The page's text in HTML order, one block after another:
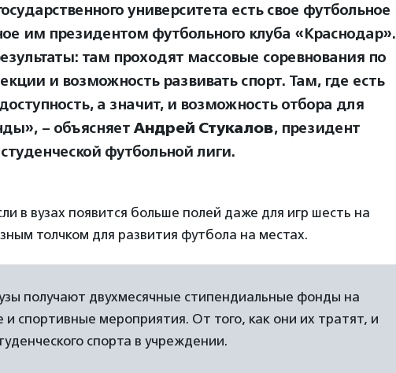
университета есть свое футбольное
им президентом футбольного клуба «Краснодар».
там проходят массовые соревнования по
и возможность развивать спорт. Там, где есть
а значит, и возможность отбора для
– объясняет Андрей Стукалов, президент
футбольной лиги.
в вузах появится больше полей даже для игр шесть на
толчком для развития футбола на местах.
получают двухмесячные стипендиальные фонды на
и спортивные мероприятия. От того, как они их тратят, и
спорта в учреждении.